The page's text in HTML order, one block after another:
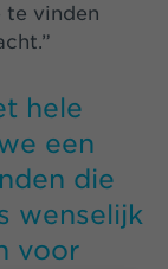
te vinden
hele
een
die
wenselijk
voor